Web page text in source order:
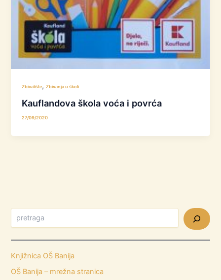
Zbivalište,Zbivanja u školi
Kauflandova škola voća i povrća
27/09/2020
Knjižnica OŠ Banija
OŠ Banija – mrežna stranica